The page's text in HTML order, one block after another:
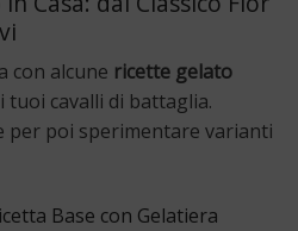
con alcune ricette gelato
tuoi cavalli di battaglia.
per poi sperimentare varianti
Base con Gelatiera